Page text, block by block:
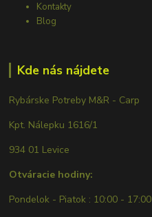
Kontakty
Blog
Kde nás nájdete
Rybárske Potreby M&R - Carp
Kpt. Nálepku 1616/1
934 01 Levice
Otváracie hodiny:
Pondelok - Piatok : 10:00 - 17:00